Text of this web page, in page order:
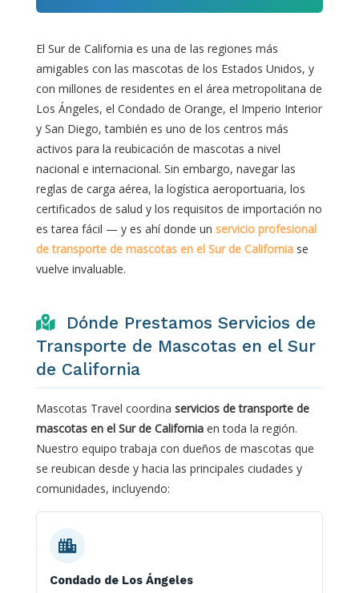
El Sur de California es una de las regiones más
amigables con las mascotas de los Estados Unidos, y
con millones de residentes en el área metropolitana de
Los Ángeles, el Condado de Orange, el Imperio Interior
y San Diego, también es uno de los centros más
activos para la reubicación de mascotas a nivel
nacional e internacional. Sin embargo, navegar las
reglas de carga aérea, la logística aeroportuaria, los
certificados de salud y los requisitos de importación no
es tarea fácil — y es ahí donde un servicio profesional
de transporte de mascotas en el Sur de California se
vuelve invaluable.
Dónde Prestamos Servicios de
Transporte de Mascotas en el Sur
de California
Mascotas Travel coordina servicios de transporte de
mascotas en el Sur de California en toda la región.
Nuestro equipo trabaja con dueños de mascotas que
se reubican desde y hacia las principales ciudades y
comunidades, incluyendo:
Condado de Los Ángeles